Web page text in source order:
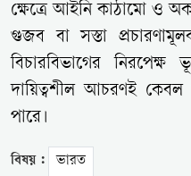
ক্ষেত্রে আইনি কাঠামো ও
গুজব বা সস্তা
বিচারবিভাগের
দায়িত্বশীল আচরণই কেবল
পারে।
বিষয় : ভারত